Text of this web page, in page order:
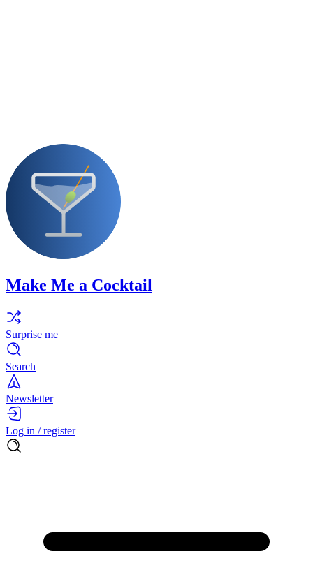
Make Me a Cocktail
Surprise me
Search
Newsletter
Log in / register